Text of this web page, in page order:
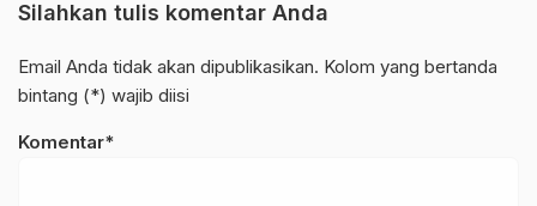
Silahkan tulis komentar Anda
Email Anda tidak akan dipublikasikan. Kolom yang bertanda
bintang (*) wajib diisi
Komentar*